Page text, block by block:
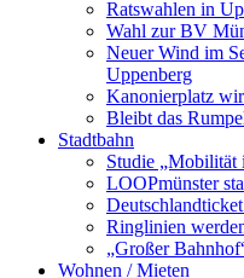
Ratswahlen in
Wahl zur BV
Neuer Wind im
Uppenberg
Kanonierplatz
Bleibt das
Stadtbahn
Studie „Mobilität
LOOPmünster
Ringlinien
„Großer
Wohnen / Mieten